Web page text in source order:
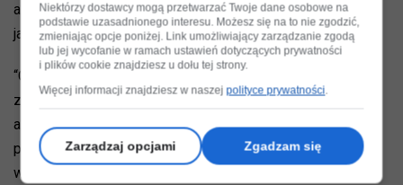
aktywności słonecznej. Uczestnicy posłużą się metodami,
jakimi działają naukowcy.
“Celem konkursu „Astrolabium” jest upowszechnianie
znaczenia i piękna nauk ścisłych, a w szczególności
astronomii i badań kosmicznych, wśród uczniów szkół
podstawowych i średnich wszystkich typów. Uczestnictwo
w Konkursie pozwala pogłębić i usystematyzować
Niektórzy dostawcy mogą przetwarzać Twoje dane osobowe na
podstawie uzasadnionego interesu. Możesz się na to nie zgodzić,
zmieniając opcje poniżej. Link umożliwiający zarządzanie zgodą
lub jej wycofanie w ramach ustawień dotyczących prywatności
i plików cookie znajdziesz u dołu tej strony.
Więcej informacji znajdziesz w naszejpolityce prywatności.
Zarządzaj opcjami Zgadzam się